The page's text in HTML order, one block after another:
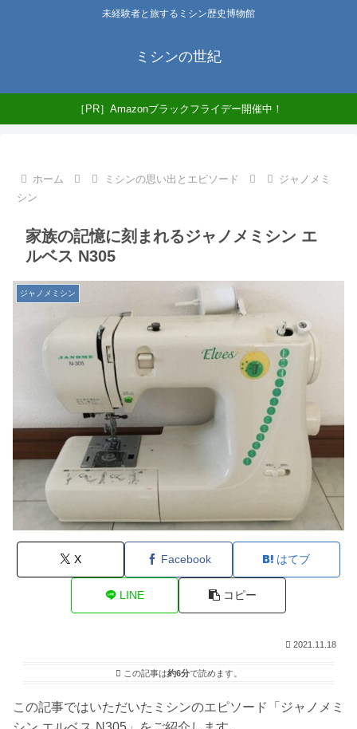
未経験者と旅するミシン歴史博物館
ミシンの世紀
［PR］Amazonブラックフライデー開催中！
ホーム ミシンの思い出とエピソード
ジャノメミ
シン
家族の記憶に刻まれるジャノメミシン エ
ルベス N305
ジャノメミシン
X Facebook はてブ
LINE コピー
2021.11.18
この記事は約6分で読めます。
この記事ではいただいたミシンのエピソード「ジャノメミ